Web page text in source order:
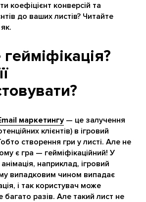
коефіцієнт конверсій та
до ваших листів? Читайте
маркетингу— це залучення
клієнтів) в ігровий
створення гри у листі. Але не
є гра — гейміфікаційний! У
наприклад, ігровий
випадковим чином випадає
і так користувач може
багато разів. Але такий лист не